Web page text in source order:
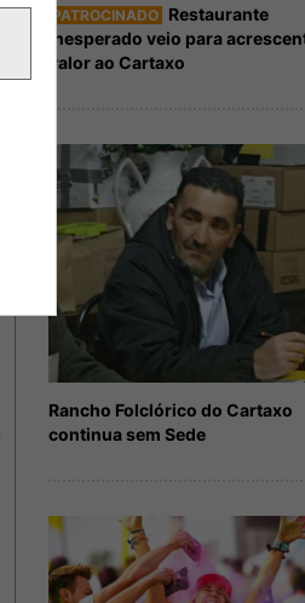
PATROCINADO Restaurante
Inesperado veio para
valor ao Cartaxo
Rancho Folclórico do Cartaxo
continua sem Sede